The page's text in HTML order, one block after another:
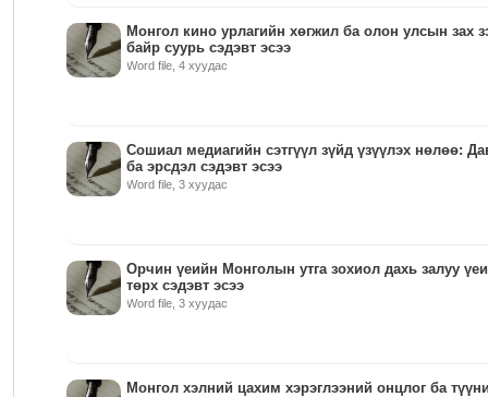
Монгол кино урлагийн хөгжил ба олон улсын зах
байр суурь сэдэвт эсээ
Word file, 4 хуудас
Сошиал медиагийн сэтгүүл зүйд үзүүлэх нөлөө:
ба эрсдэл сэдэвт эсээ
Word file, 3 хуудас
Орчин үеийн Монголын утга зохиол дахь залуу
төрх сэдэвт эсээ
Word file, 3 хуудас
Монгол хэлний цахим хэрэглээний онцлог ба